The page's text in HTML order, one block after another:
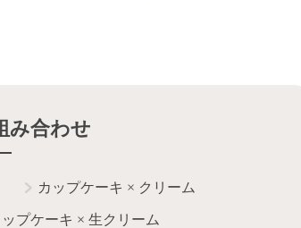
み合わせ
カップケーキ × クリーム
ップケーキ × 生クリーム